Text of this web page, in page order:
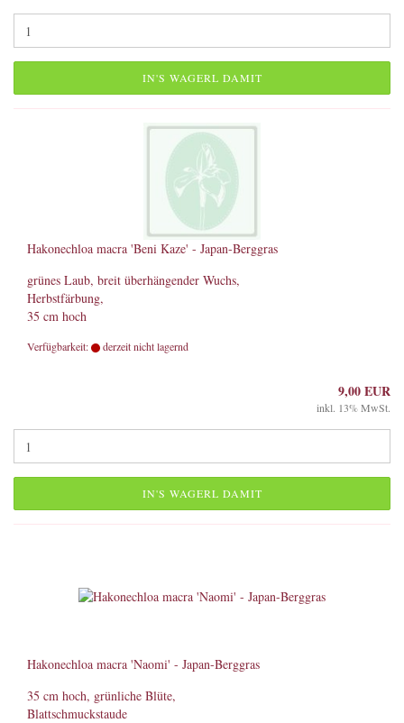
IN'S WAGERL DAMIT
Hakonechloa macra 'Beni Kaze' - Japan-Berggras
grünes Laub, breit überhängender Wuchs,
Herbstfärbung,
35 cm hoch
Verfügbarkeit: derzeit nicht lagernd
9,00 EUR
inkl. 13% MwSt.
IN'S WAGERL DAMIT
Hakonechloa macra 'Naomi' - Japan-Berggras
35 cm hoch, grünliche Blüte,
Blattschmuckstaude